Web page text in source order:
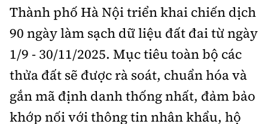
Giám định chất lượng
Quản lý đô thị
Hàng không
Đường sắt
Đường sắt tốc độ cao
Tài chính
Chứng khoán
Bảo hiểm
Doanh nghiệp
Pháp luật
Thanh tra
An ninh hình sự
Điều tra
An toàn giao thông
Giao thông 24h
ATGT địa phương
Chất lượng sống
Giáo dục
Văn hóa - Giải Trí
Thành phố Hà Nội triển khai chiến dịch
90 ngày làm sạch dữ liệu đất đai từ ngày
1/9 - 30/11/2025. Mục tiêu toàn bộ các
thửa đất sẽ được rà soát, chuẩn hóa và
gắn mã định danh thống nhất, đảm bảo
khớp nối với thông tin nhân khẩu, hộ